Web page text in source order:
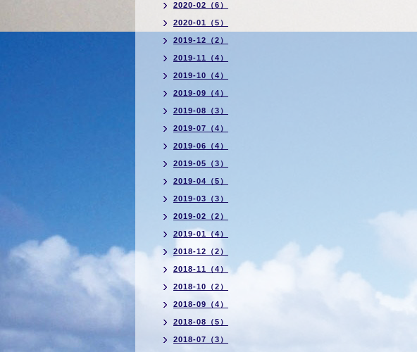
2020-02（6）
2020-01（5）
2019-12（2）
2019-11（4）
2019-10（4）
2019-09（4）
2019-08（3）
2019-07（4）
2019-06（4）
2019-05（3）
2019-04（5）
2019-03（3）
2019-02（2）
2019-01（4）
2018-12（2）
2018-11（4）
2018-10（2）
2018-09（4）
2018-08（5）
2018-07（3）